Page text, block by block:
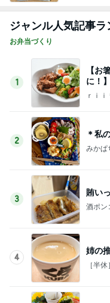
ジャンル人気記事ラ
お弁当づくり
1
【お
に！
ｒｉ
2
＊私
みかぱ
3
賄い
酒ポ
4
姉の
［半